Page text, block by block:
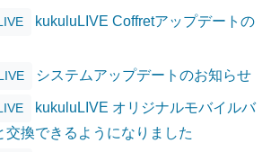
kukuluLIVE Coffretアップデートの
システムアップデートのお知らせ
kukuluLIVE オリジナルモバイルバ
交換できるようになりました